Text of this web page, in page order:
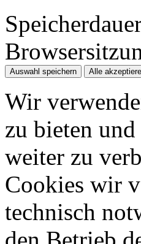
Auswahl speichern Alle
Wir
zu bieten
weiter zu
Cookies wir
technisch